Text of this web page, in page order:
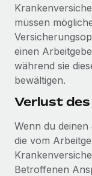
müssen
einen
während sie
bewältigen.
Verlust
Wenn du
die vom
Betroffenen